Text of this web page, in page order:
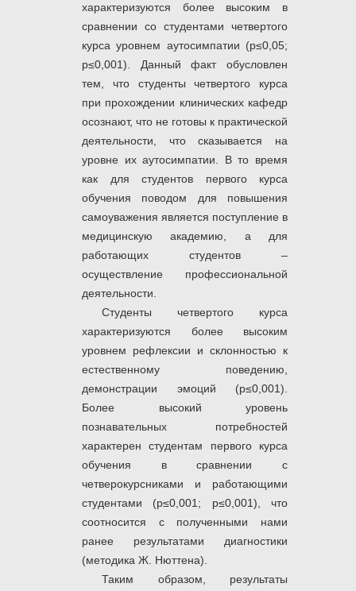
характеризуются более высоким в
сравнении со студентами четвертого
курса уровнем аутосимпатии (р≤0,05;
р≤0,001). Данный факт обусловлен
тем, что студенты четвертого курса
при прохождении клинических кафедр
осознают, что не готовы к практической
деятельности, что сказывается на
уровне их аутосимпатии. В то время
как для студентов первого курса
обучения поводом для повышения
самоуважения является поступление в
медицинскую академию, а для
работающих студентов –
осуществление профессиональной
деятельности.
Студенты четвертого курса
характеризуются более высоким
уровнем рефлексии и склонностью к
естественному поведению,
демонстрации эмоций (р≤0,001).
Более высокий уровень
познавательных потребностей
характерен студентам первого курса
обучения в сравнении с
четверокурсниками и работающими
студентами (р≤0,001; р≤0,001), что
соотносится с полученными нами
ранее результатами диагностики
(методика Ж. Нюттена).
Таким образом, результаты